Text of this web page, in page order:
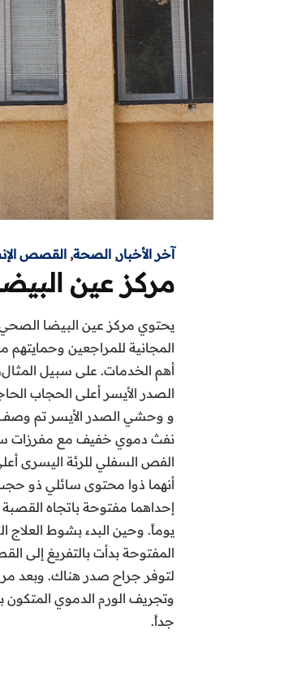
آخر الأخبار, الصحة, القصص
مركز عين
يحتوي مركز عين البيضا الصحي
المجانية للمراجعين وحمايتهم
الصدر الأيسر أعلى الحجاب
و وحشي الصدر الأيسر تم وصف
نفث دموي خفيف مع مفرزات
أنهما ذوا محتوى سائلي ذو
يوماً. وحين البدء بشوط
لتوفر جراح صدر هناك. وبعد
وتجريف الورم الدموي
جداً.